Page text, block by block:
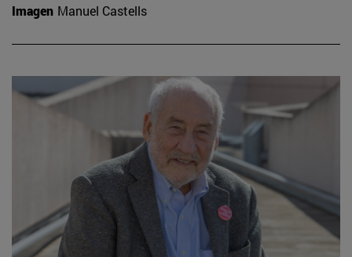
Imagen Manuel Castells